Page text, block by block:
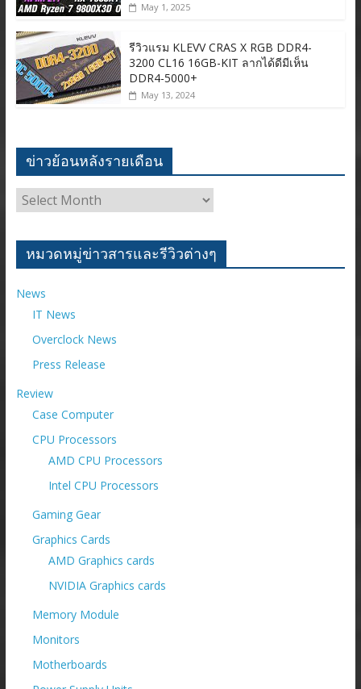
May 1, 2025
รีวิวแรม KLEVV CRAS X RGB DDR4-
3200 CL16 16GB-KIT ลากได้ดีมีเห็น
DDR4-5000+
May 13, 2024
ข่าวย้อนหลังรายเดือน
ข่าว
ย้อน
ราย
เดือน
หมวดหมู่ข่าวสารและรีวิวต่างๆ
News
IT News
Overclock News
Press Release
Review
Case Computer
CPU Processors
AMD CPU Processors
Intel CPU Processors
Gaming Gear
Graphics Cards
AMD Graphics cards
NVIDIA Graphics cards
Memory Module
Monitors
Motherboards